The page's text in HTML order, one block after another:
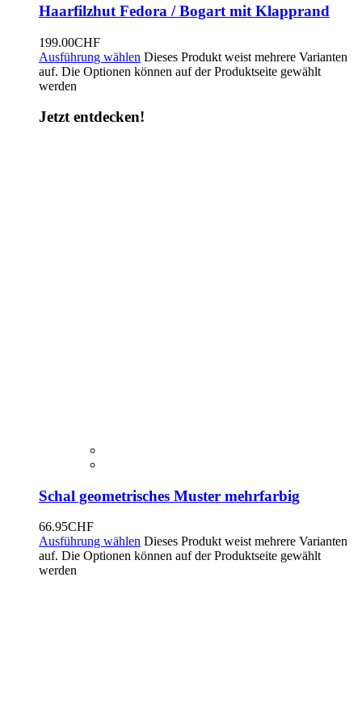
Haarfilzhut Fedora / Bogart mit Klapprand
199.00CHF
Ausführung wählen Dieses Produkt weist mehrere Varianten
auf. Die Optionen können auf der Produktseite gewählt
werden
Jetzt entdecken!
Schal geometrisches Muster mehrfarbig
66.95CHF
Ausführung wählen Dieses Produkt weist mehrere Varianten
auf. Die Optionen können auf der Produktseite gewählt
werden